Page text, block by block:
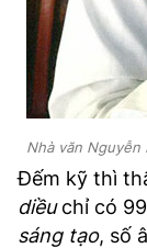
Nhà văn Nguyễn
Đếm kỹ thì
diềuchỉ có
sáng tạo, số